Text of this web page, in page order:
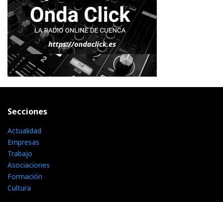
Secciones
Actualidad
Empresas
Trabajo
Asociaciones
Formación
Cultura